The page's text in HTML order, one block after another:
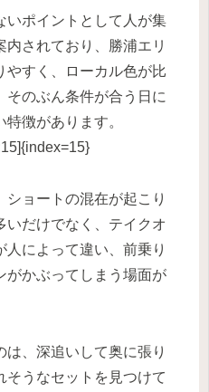
いポイントとして人が集
内されており、勝浦エリ
やすく、ローカル色が比
そのぶん条件が合う日に
徴があります。
ショートの混在が起こり
いだけでなく、テイクオ
によって違い、前乗り
がかぶってしまう場面が
は、深追いして奥に張り
そうなセットを見つけて